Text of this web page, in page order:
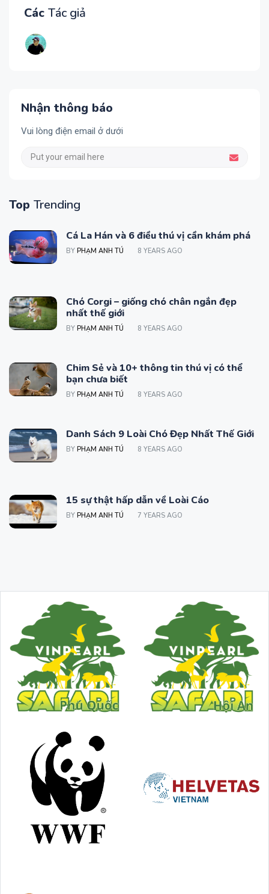
Các Tác giả
Nhận thông báo
Vui lòng điện email ở dưới
Top Trending
Cá La Hán và 6 điều thú vị cần khám phá
BY PHẠM ANH TÚ 8 YEARS AGO
Chó Corgi – giống chó chân ngắn đẹp
nhất thế giới
BY PHẠM ANH TÚ 8 YEARS AGO
Chim Sẻ và 10+ thông tin thú vị có thể
bạn chưa biết
BY PHẠM ANH TÚ 8 YEARS AGO
Danh Sách 9 Loài Chó Đẹp Nhất Thế Giới
BY PHẠM ANH TÚ 8 YEARS AGO
15 sự thật hấp dẫn về Loài Cáo
BY PHẠM ANH TÚ 7 YEARS AGO